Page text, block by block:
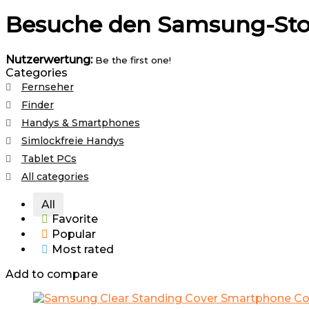
Besuche den Samsung-
Nutzerwertung: Be the first one!
Categories
Fernseher
Finder
Handys & Smartphones
Simlockfreie Handys
Tablet PCs
All categories
All
Favorite
Popular
Most rated
Add to compare